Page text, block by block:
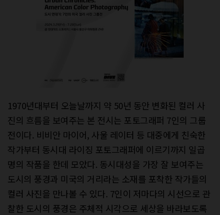
1970년대부터 오늘날까지 약 50년 동안 변화된 컬러 사
진의 흐름을 보여주는 본 전시는 포토그래퍼 7인의 그룹
전이다. 비비안 마이어, 사울 레이터 등 대중에게 친숙한
작가부터 동시대 라이징 포토그래퍼에 이르기까지 일곱
명의 작품을 한데 모았다. 동시대성을 가장 잘 보여주는
도시의 풍경과 미국의 거리라는 소재를 포착한 작가들의
컬러 사진을 만나볼 수 있다. 7인이 저마다의 시선으로 관
찰한 도시의 풍경은 주체적 시각으로 세상을 바라보도록